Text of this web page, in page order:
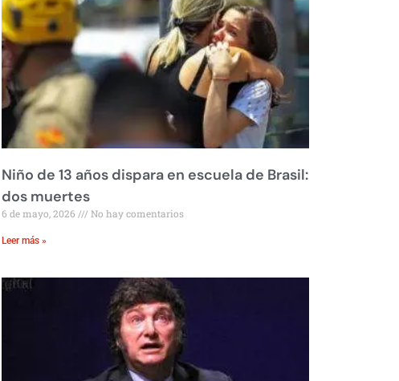
Niño de 13 años dispara en escuela de Brasil:
dos muertes
6 de mayo, 2026 No hay comentarios
Leer más »